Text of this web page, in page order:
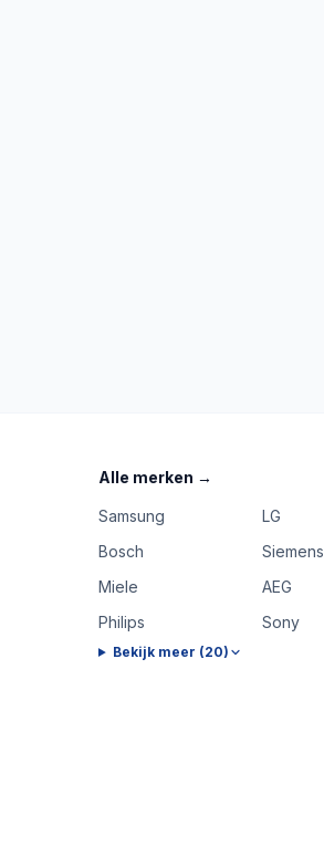
Alle merken →
Samsung
LG
Bosch
Siemens
Miele
AEG
Philips
Sony
Bekijk meer (20)